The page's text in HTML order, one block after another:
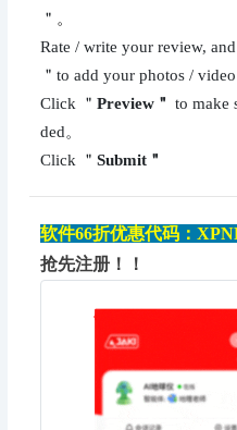
＂ 。
Rate / write your review,
＂to add your photos /
Click ＂ Preview＂ to make
ded。
Click ＂ Submit＂
软件66折优惠代码：
抢先注册！！